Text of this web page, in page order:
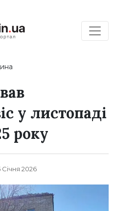
у листопаді
року
Січня 2026